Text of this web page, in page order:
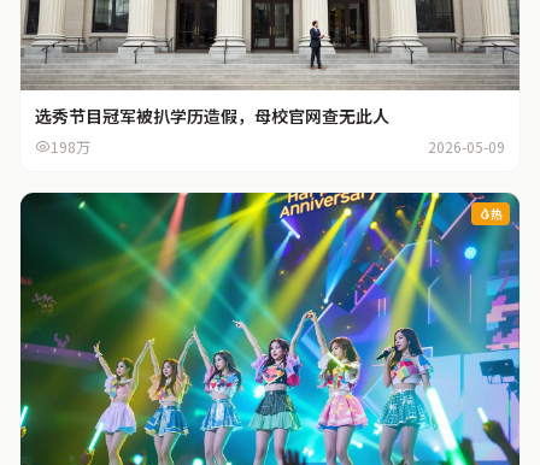
选秀节目冠军被扒学历造假，母校官网查无此人
198万 2026-05-09
热